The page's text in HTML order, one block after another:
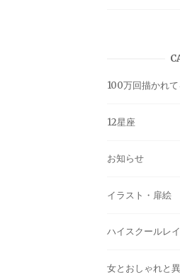
100万回描かれ
12星座
お知らせ
イラスト・扉絵
ハイスクールレ
女とおしゃれと